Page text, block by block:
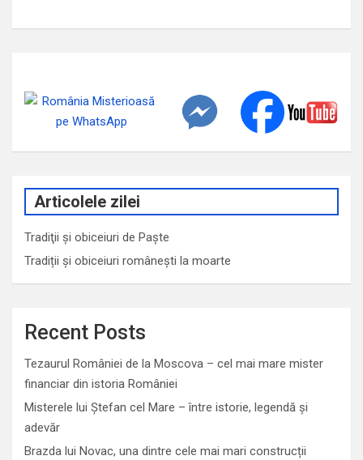
Articolele zilei
Tradiţii şi obiceiuri de Paşte
Tradiții și obiceiuri românești la moarte
Recent Posts
Tezaurul României de la Moscova – cel mai mare mister
financiar din istoria României
Misterele lui Ștefan cel Mare – între istorie, legendă și
adevăr
Brazda lui Novac, una dintre cele mai mari construcții